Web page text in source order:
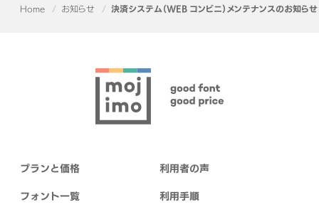
Home お知らせ 決済システム（WEB コンビニ）メンテナンスのお知らせ
プランと価格
フォント一覧
利用者の声
利用手順